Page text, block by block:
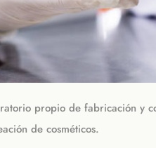
propio de fabricación y
de cosméticos.